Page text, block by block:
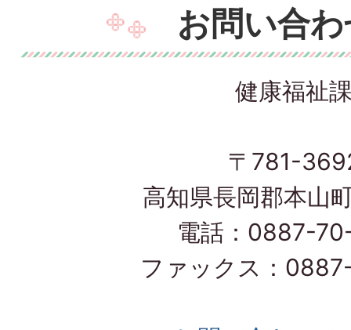
お問い合
健康福祉
〒781-
高知県長岡郡本山
電話：0887-
ファックス：